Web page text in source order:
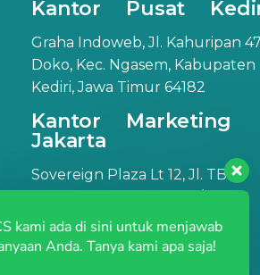
Kantor Pusat
Graha Indoweb, Jl. Kahuripan
Doko, Kec. Ngasem, Kabupaten
Kediri, Jawa Timur 64182
Kantor Marketing
Jakarta
Sovereign Plaza Lt 12, Jl. TB
Cilandak Barat, Kec. Cilandak,
Jakarta Selatan, DKI Jakarta
kami ada di sini untuk menjawab
Anda. Tanya kami apa saja!